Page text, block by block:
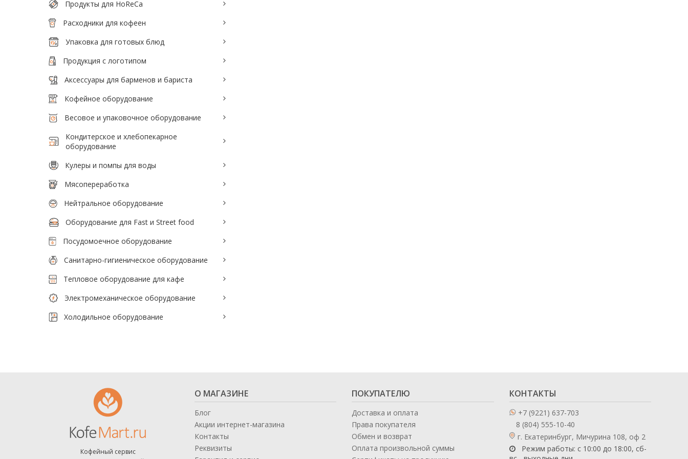
Тепловое оборудование для кафе
Электромеханическое оборудование
Холодильное оборудование
Производители / Бренды
Прайс-листы
Продукты для HoReCa
Расходники для кофеен
Упаковка для готовых блюд
Продукция с логотипом
Аксессуары для барменов и бариста
Кофейное оборудование
Весовое и упаковочное оборудование
Кондитерское и хлебопекарное
оборудование
Кулеры и помпы для воды
Мясопереработка
Нейтральное оборудование
Оборудование для Fast и Street food
Посудомоечное оборудование
Санитарно-гигиеническое оборудование
Тепловое оборудование для кафе
Электромеханическое оборудование
Холодильное оборудование
Кофейный сервис
О МАГАЗИНЕ
Блог
Акции интернет-магазина
Контакты
Реквизиты
ПОКУПАТЕЛЮ
Доставка и оплата
Права покупателя
Обмен и возврат
Оплата произвольной суммы
КОНТАКТЫ
+7 (9221) 637-703
8 (804) 555-10-40
г. Екатеринбург, Мичурина 108, оф 2
Режим работы: с 10:00 до 18:00, сб-